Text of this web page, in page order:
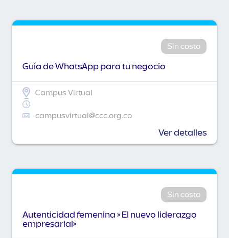
Sin costo
Guía de WhatsApp para tu negocio
Campus Virtual
campusvirtual@ccc.org.co
Ver detalles
Sin costo
Autenticidad femenina » El nuevo liderazgo
empresarial»